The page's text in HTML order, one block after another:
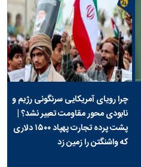
چرا رویای آمریکایی سرنگونی رژیم و
نابودی محور مقاومت تعبیر نشد؟ |
پشت پرده تجارت پهپاد‌ ۱۵۰۰ دلاری
که واشنگتن را زمین زد